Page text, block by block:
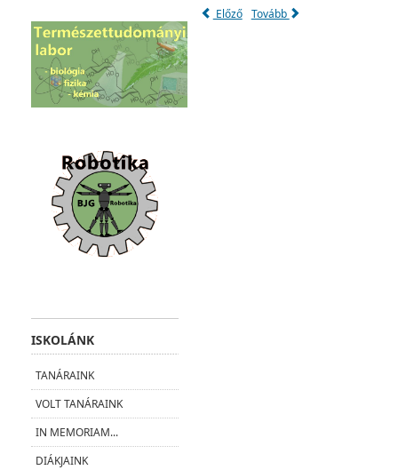
Előző Tovább
ISKOLÁNK
TANÁRAINK
VOLT TANÁRAINK
IN MEMORIAM...
DIÁKJAINK